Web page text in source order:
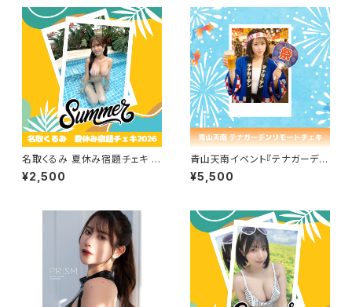
名取くるみ 夏休み宿題チェキ 2
026
¥2,500
青山天南イベント『テナガーデ
ン』リモートチェキセット
¥5,500